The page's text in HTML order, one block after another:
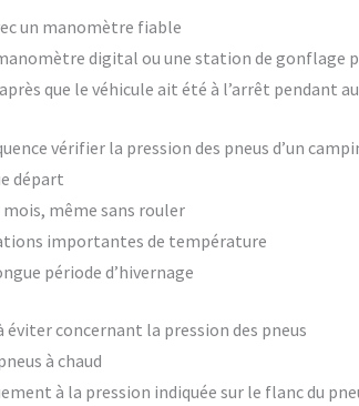
un manomètre fiable
digital ou une station de gonflage
que le véhicule ait été à l’arrêt pendant
vérifier la pression des pneus d’un
départ
même sans rouler
importantes de température
période d’hivernage
éviter concernant la pression des pneus
à chaud
à la pression indiquée sur le flanc du